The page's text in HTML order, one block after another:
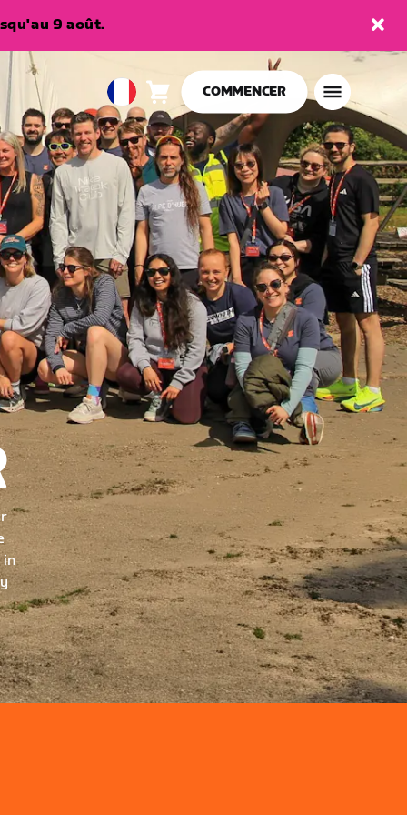
9 août.
European
Union
Français
Panier 0
article
COMMENCER
in